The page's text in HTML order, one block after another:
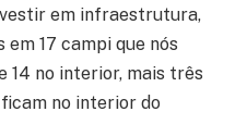
em infraestrutura,
17 campi que nós
14 no interior, mais três
no interior do